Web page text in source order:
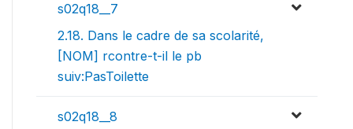
s02q18__7
2.18. Dans le cadre de sa scolarité,
[NOM] rcontre-t-il le pb
suiv:PasToilette
s02q18__8